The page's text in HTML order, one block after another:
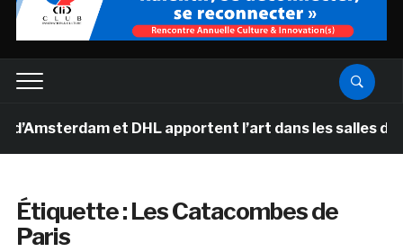
et DHL apportent l’art dans les salles de
Étiquette :Les Catacombes de
Paris